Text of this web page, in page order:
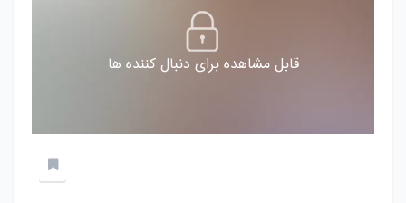
قابل مشاهده برای دنبال کننده ها